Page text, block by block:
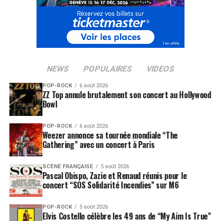
LES ALBUMS D’OXMO PUCCINO SONT DISPONIBLES
SURAMAZON
AKHENATON K NAAN
OXMO PUCCINO
NEWS POPULAIRES VIDEOS
POP-ROCK 6 août 2026
ZZ Top annule brutalement son concert au Hollywood
Bowl
POP-ROCK 6 août 2026
Weezer annonce sa tournée mondiale “The
Gathering” avec un concert à Paris
SCÈNE FRANÇAISE 5 août 2026
Pascal Obispo, Zazie et Renaud réunis pour le
concert “SOS Solidarité Incendies” sur M6
POP-ROCK 5 août 2026
Elvis Costello célèbre les 49 ans de “My Aim Is True”